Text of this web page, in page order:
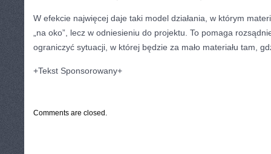
W efekcie najwięcej daje taki model działania, w którym
„na oko”, lecz w odniesieniu do projektu. To pomaga
ograniczyć sytuacji, w której będzie za mało materiału tam,
+Tekst Sponsorowany+
Comments are closed.